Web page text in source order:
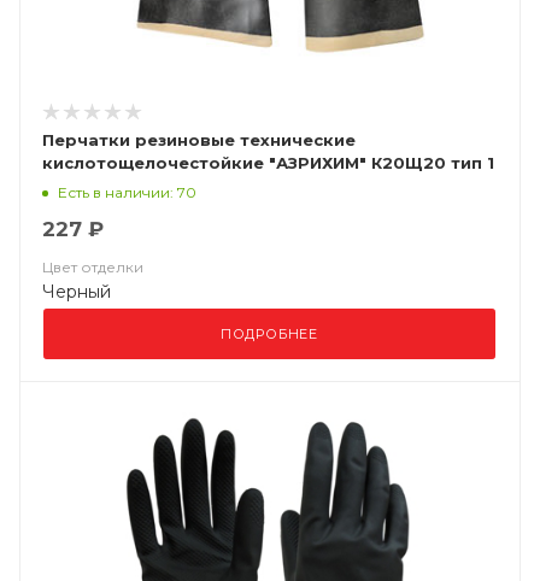
Перчатки резиновые технические
кислотощелочестойкие "АЗРИХИМ" К20Щ20 тип 1
Есть в наличии: 70
227 ₽
Цвет отделки
Черный
ПОДРОБНЕЕ